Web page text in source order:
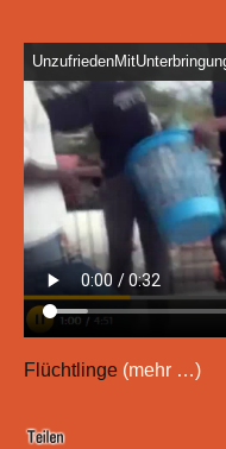
Flüchtlinge (mehr …)